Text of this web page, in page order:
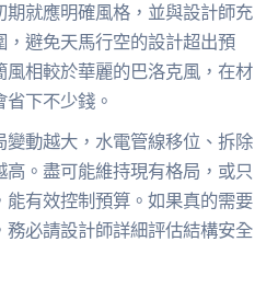
期就應明確風格，並與設計師充
，避免天馬行空的設計超出預
風相較於華麗的巴洛克風，在材
下不少錢。
變動越大，水電管線移位、拆除
高。盡可能維持現有格局，或只
能有效控制預算。如果真的需要
務必請設計師詳細評估結構安全